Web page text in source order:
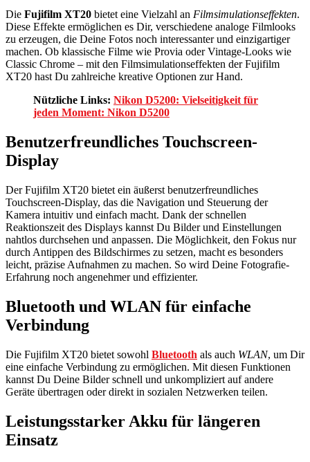
Die Fujifilm XT20 bietet eine Vielzahl an Filmsimulationseffekten.
Diese Effekte ermöglichen es Dir, verschiedene analoge Filmlooks
zu erzeugen, die Deine Fotos noch interessanter und einzigartiger
machen. Ob klassische Filme wie Provia oder Vintage-Looks wie
Classic Chrome – mit den Filmsimulationseffekten der Fujifilm
XT20 hast Du zahlreiche kreative Optionen zur Hand.
Nützliche Links: Nikon D5200: Vielseitigkeit für
jeden Moment: Nikon D5200
Benutzerfreundliches Touchscreen-
Display
Der Fujifilm XT20 bietet ein äußerst benutzerfreundliches
Touchscreen-Display, das die Navigation und Steuerung der
Kamera intuitiv und einfach macht. Dank der schnellen
Reaktionszeit des Displays kannst Du Bilder und Einstellungen
nahtlos durchsehen und anpassen. Die Möglichkeit, den Fokus nur
durch Antippen des Bildschirmes zu setzen, macht es besonders
leicht, präzise Aufnahmen zu machen. So wird Deine Fotografie-
Erfahrung noch angenehmer und effizienter.
Bluetooth und WLAN für einfache
Verbindung
Die Fujifilm XT20 bietet sowohl Bluetooth als auch WLAN, um Dir
eine einfache Verbindung zu ermöglichen. Mit diesen Funktionen
kannst Du Deine Bilder schnell und unkompliziert auf andere
Geräte übertragen oder direkt in sozialen Netzwerken teilen.
Leistungsstarker Akku für längeren
Einsatz